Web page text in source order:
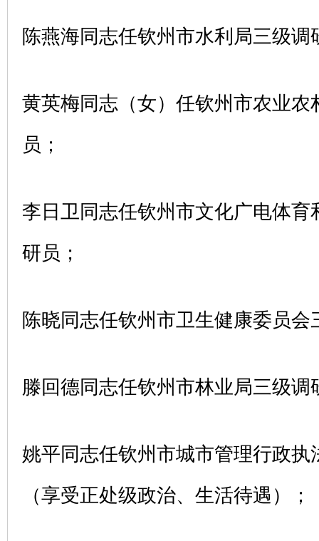
陈燕海同志任钦州市水利局三级调
黄英梅同志（女）任钦州市农业农
员；
李日卫同志任钦州市文化广电体育
研员；
陈晓同志任钦州市卫生健康委员会
滕回德同志任钦州市林业局三级调
姚平同志任钦州市城市管理行政执
（享受正处级政治、生活待遇）；